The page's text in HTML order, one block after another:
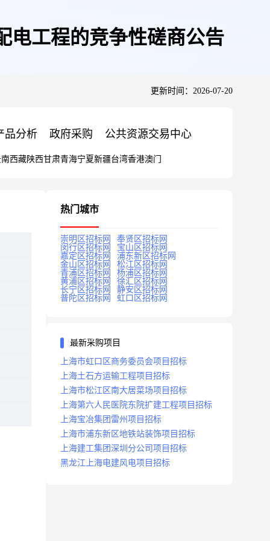
电工程的竞争性磋商公告
更新时间：2026-07-20
品分析 政府采购 公共资源交易中心
西藏陕西甘肃青海宁夏新疆台湾香港澳门
热门城市
崇明区招标网
奉贤区招标网
闵行区招标网
宝山区招标网
嘉定区招标网
浦东新区招标网
金山区招标网
松江区招标网
青浦区招标网
杨浦区招标网
黄浦区招标网
徐汇区招标网
长宁区招标网
静安区招标网
普陀区招标网
虹口区招标网
最新采购项目
上海市虹口区商务委员会项目招标
上海土石方运输工程项目招标
上海市松江区南大居菜场项目招标
上海第六人民医院东院扩建工程项目招标
上海宝冶集团雷州项目招标
上海市浦东新区地铁站装饰项目招标
上海建工集团深圳分公司项目招标
黑龙江上海电建风电项目招标